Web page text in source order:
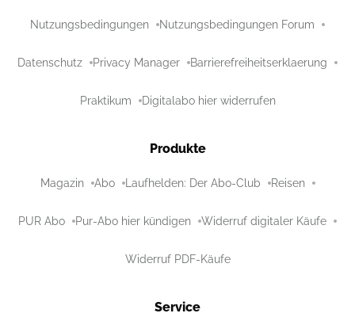
Nutzungsbedingungen Nutzungsbedingungen Forum
Datenschutz Privacy Manager Barrierefreiheitserklaerung
Praktikum Digitalabo hier widerrufen
Produkte
Magazin Abo Laufhelden: Der Abo-Club Reisen
PUR Abo Pur-Abo hier kündigen Widerruf digitaler Käufe
Widerruf PDF-Käufe
Service